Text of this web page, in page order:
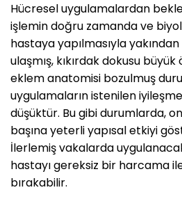
Hücresel uygulamalardan
işlemin doğru zamanda ve
hastaya yapılmasıyla
ulaşmış, kıkırdak dokusu
eklem anatomisi bozulmuş
uygulamaların istenilen
düşüktür. Bu gibi durumlarda,
başına yeterli yapısal etkiyi
İlerlemiş vakalarda
hastayı gereksiz bir harcama
bırakabilir.